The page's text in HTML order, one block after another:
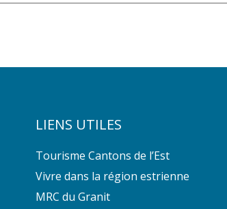
LIENS UTILES
Tourisme Cantons de l’Est
Vivre dans la région estrienne
MRC du Granit